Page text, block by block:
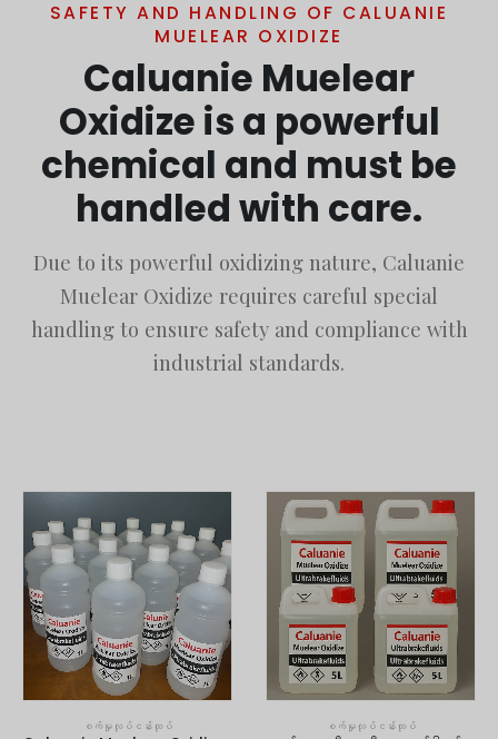
SAFETY AND HANDLING OF CALUANIE
MUELEAR OXIDIZE
Caluanie Muelear
Oxidize is a powerful
chemical and must be
handled with care.
Due to its powerful oxidizing nature, Caluanie
Muelear Oxidize requires careful special
handling to ensure safety and compliance with
industrial standards.
စက်မှုလုပ်ငန်းထုပ် စက်မှုလုပ်ငန်းထုပ်